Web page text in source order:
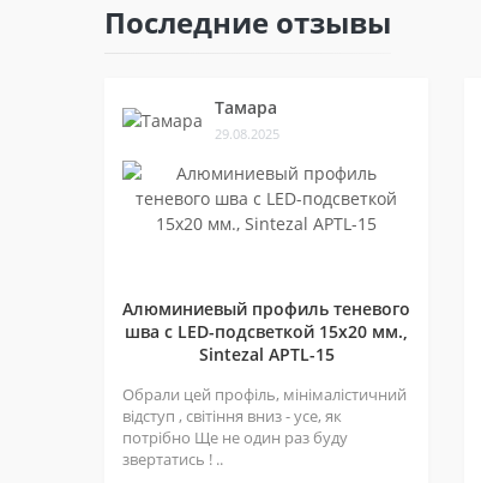
Последние отзывы
Тамара
29.08.2025
Алюминиевый профиль теневого
шва c LED-подсветкой 15х20 мм.,
Sintezal APTL-15
Обрали цей профіль, мінімалістичний
відступ , світіння вниз - усе, як
потрібно Ще не один раз буду
звертатись ! ..